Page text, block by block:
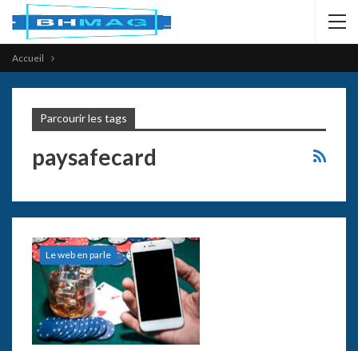
Accueil
Parcourir les tags
paysafecard
Le web en parle